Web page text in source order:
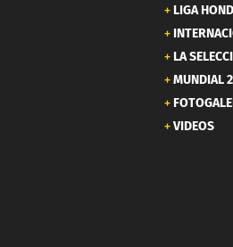
LIGA
LA
MUNDIAL
VIDEOS